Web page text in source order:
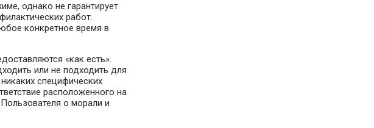
однако не гарантирует
работ.
конкретное время в
«как есть».
или не подходить для
специфических
расположенного на
о морали и